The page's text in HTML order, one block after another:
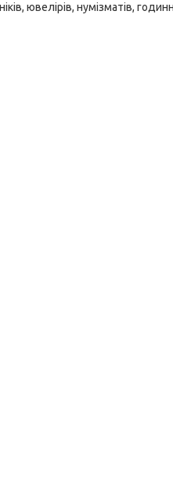
ювелірів, нумізматів,